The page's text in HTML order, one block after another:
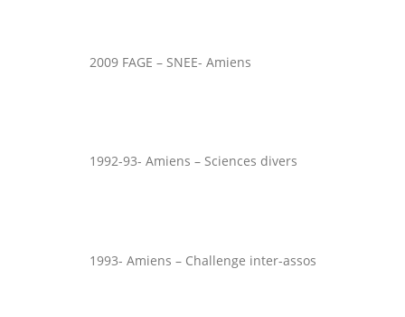
2009 FAGE – SNEE- Amiens
1992-93- Amiens – Sciences divers
1993- Amiens – Challenge inter-assos